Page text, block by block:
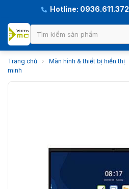
Hotline: 0936.611.372
Trang chủ › Màn hình & thiết bị hiển thị
minh